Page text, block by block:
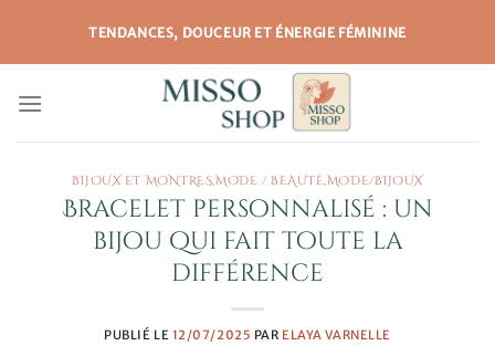
contenu
TENDANCES, DOUCEUR ET ÉNERGIE FÉMININE
BIJOUX ET MONTRES,MODE / BEAUTÉ,MODE/BIJOUX
Bracelet personnalisé : un
bijou qui fait toute la
différence
PUBLIÉ LE 12/07/2025 PAR ELAYA VARNELLE